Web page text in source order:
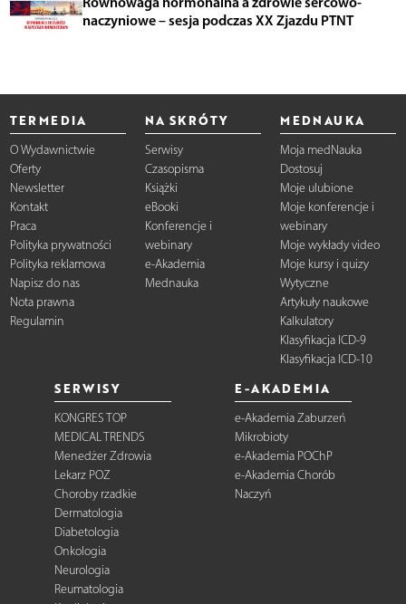
naczyniowe – sesja podczas XX Zjazdu PTNT
TERMEDIA
O Wydawnictwie
Oferty
Newsletter
Kontakt
Praca
Polityka prywatności
Polityka reklamowa
Napisz do nas
Nota prawna
Regulamin
NA SKRÓTY
Serwisy
Czasopisma
Książki
eBooki
Konferencje i
webinary
e-Akademia
Mednauka
MEDNAUKA
Moja medNauka
Dostosuj
Moje ulubione
Moje konferencje i
webinary
Moje wykłady video
Moje kursy i quizy
Wytyczne
Artykuły naukowe
Kalkulatory
Klasyfikacja ICD-9
Klasyfikacja ICD-10
SERWISY
KONGRES TOP
MEDICAL TRENDS
Menedżer Zdrowia
Lekarz POZ
Choroby rzadkie
Dermatologia
Diabetologia
Onkologia
Neurologia
Reumatologia
E-AKADEMIA
e-Akademia Zaburzeń
Mikrobioty
e-Akademia POChP
e-Akademia Chorób
Naczyń